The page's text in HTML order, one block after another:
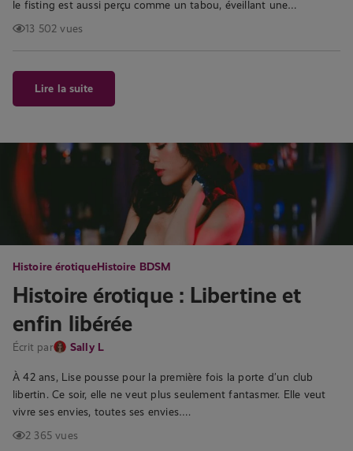
le fisting est aussi perçu comme un tabou, éveillant une…
13 502 vues
Lire la suite
Histoire érotiqueHistoire BDSM
Histoire érotique : Libertine et
enfin libérée
Écrit par Sally L
À 42 ans, Lise pousse pour la première fois la porte d’un club
libertin. Ce soir, elle ne veut plus seulement fantasmer. Elle veut
vivre ses envies, toutes ses envies….
2 365 vues